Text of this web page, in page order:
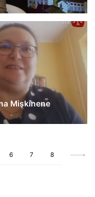
Mişkinene
6 7 8